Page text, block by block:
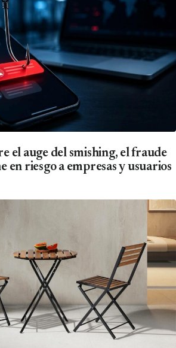
el auge del smishing, el fraude
en riesgo a empresas y usuarios